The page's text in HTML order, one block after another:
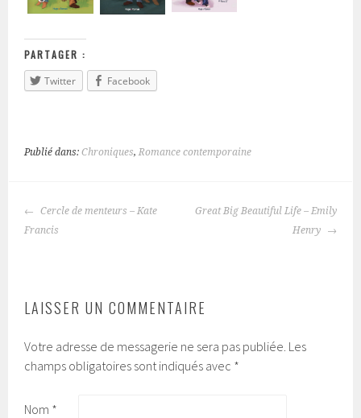
PARTAGER :
Twitter
Facebook
Publié dans:Chroniques,Romance contemporaine
NAVIGATION
Cercle de menteurs – Kate
Francis
Great Big Beautiful Life – Emily
Henry
LAISSER UN COMMENTAIRE
Votre adresse de messagerie ne sera pas publiée. Les
champs obligatoires sont indiqués avec *
Nom *